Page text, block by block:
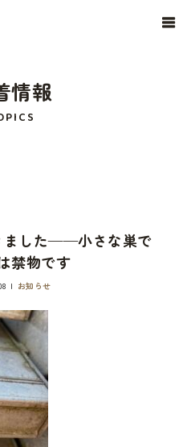
情報
ました——小さな巣で
禁物です
お知らせ